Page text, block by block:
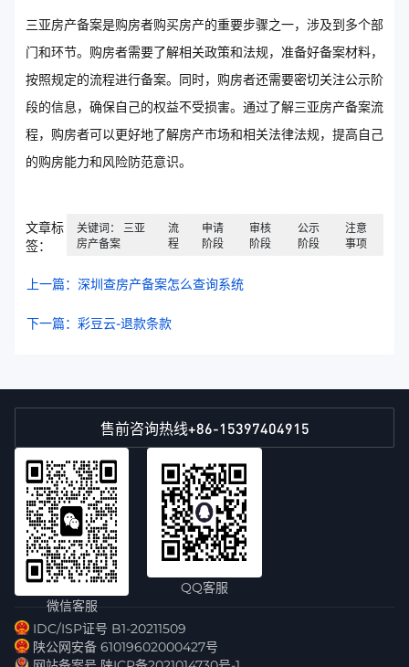
三亚房产备案是购房者购买房产的重要步骤之一，涉及到多个部
门和环节。购房者需要了解相关政策和法规，准备好备案材料，
按照规定的流程进行备案。同时，购房者还需要密切关注公示阶
段的信息，确保自己的权益不受损害。通过了解三亚房产备案流
程，购房者可以更好地了解房产市场和相关法律法规，提高自己
的购房能力和风险防范意识。
文章标
签：
关键词： 三亚
房产备案
流
程
申请
阶段
审核
阶段
公示
阶段
注意
事项
上一篇：深圳查房产备案怎么查询系统
下一篇：彩豆云-退款条款
售前咨询热线+86-15397404915
微信客服
QQ客服
IDC/ISP证号 B1-20211509
陕公网安备 61019602000427号